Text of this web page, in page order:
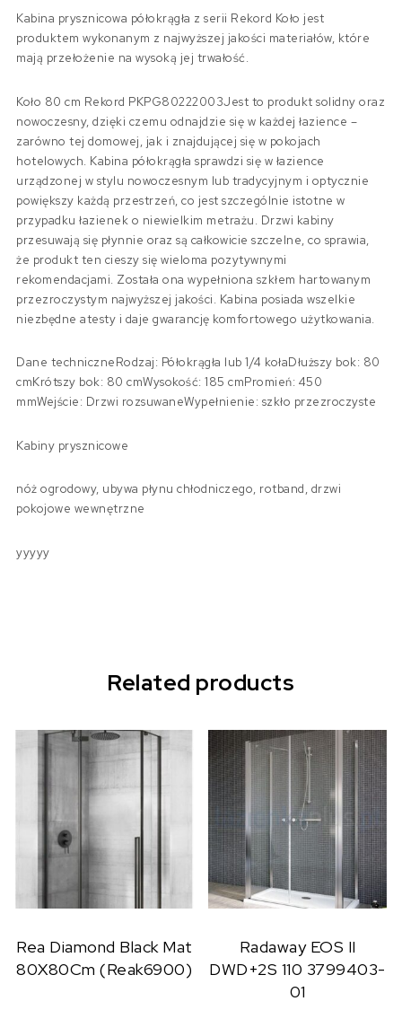
Kabina prysznicowa półokrągła z serii Rekord Koło jest
produktem wykonanym z najwyższej jakości materiałów, które
mają przełożenie na wysoką jej trwałość.
Koło 80 cm Rekord PKPG80222003Jest to produkt solidny oraz
nowoczesny, dzięki czemu odnajdzie się w każdej łazience –
zarówno tej domowej, jak i znajdującej się w pokojach
hotelowych. Kabina półokrągła sprawdzi się w łazience
urządzonej w stylu nowoczesnym lub tradycyjnym i optycznie
powiększy każdą przestrzeń, co jest szczególnie istotne w
przypadku łazienek o niewielkim metrażu. Drzwi kabiny
przesuwają się płynnie oraz są całkowicie szczelne, co sprawia,
że produkt ten cieszy się wieloma pozytywnymi
rekomendacjami. Została ona wypełniona szkłem hartowanym
przezroczystym najwyższej jakości. Kabina posiada wszelkie
niezbędne atesty i daje gwarancję komfortowego użytkowania.
Dane techniczneRodzaj: Półokrągła lub 1/4 kołaDłuższy bok: 80
cmKrótszy bok: 80 cmWysokość: 185 cmPromień: 450
mmWejście: Drzwi rozsuwaneWypełnienie: szkło przezroczyste
Kabiny prysznicowe
nóż ogrodowy, ubywa płynu chłodniczego, rotband, drzwi
pokojowe wewnętrzne
yyyyy
Related products
Rea Diamond Black Mat
80X80Cm (Reak6900)
Radaway EOS II
DWD+2S 110 3799403-
01